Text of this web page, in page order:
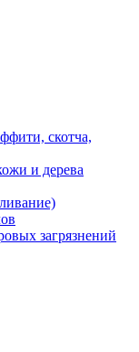
скотча,
и дерева
загрязнений